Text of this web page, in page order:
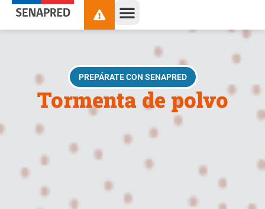
contenido
PREPÁRATE CON SENAPRED
Tormenta de polvo